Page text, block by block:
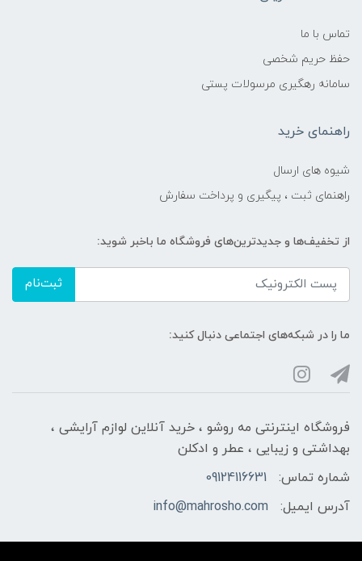
تماس با ما
حفظ حریم شخصی
سامانه رهگیری مرسولات پستی
راهنمای خرید
شیوه های ارسال
راهنمای ثبت ، پیگیری و پرداخت سفارش
از تخفیف‌ها و جدیدترین‌های فروشگاه ما باخبر شوید:
ثبت‌نام
ما را در شبکه‌های اجتماعی دنبال کنید:
فروشگاه اینترنتی مه‌ رو‌شو ، خرید آنلاین لوازم آرایشی ،
بهداشتی و زیبایی ، عطر و ادکلن
شماره تماس:
09124116631
آدرس ایمیل:
info@mahrosho.com